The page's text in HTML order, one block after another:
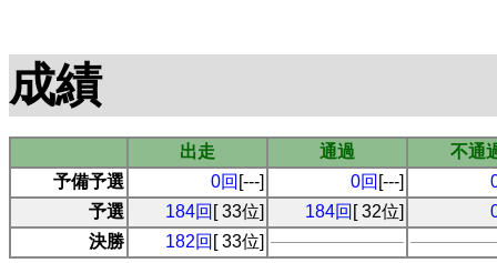
成績
出走 通過
不通
予備予選
0回 [---] 0回 [---]
予選
184回 [ 33位] 184回 [ 32位]
決勝
182回 [ 33位]